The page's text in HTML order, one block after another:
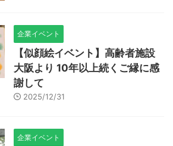
企業イベント
【似顔絵イベント】高齢者施設
大阪より 10年以上続くご縁に感
謝して
2025/12/31
企業イベント